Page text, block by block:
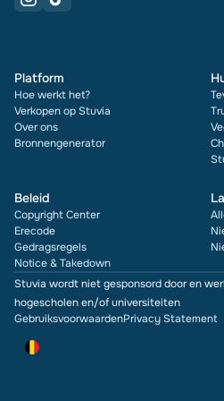
Platform
Hoe werkt het?
Verkopen op Stuvia
Over ons
Bronnengenerator
Beleid
Copyright Center
Erecode
Gedragsregels
Notice & Takedown
Stuvia wordt niet gesponsord door en
hogescholen en/of universiteiten
GebruiksvoorwaardenPrivacy Statement